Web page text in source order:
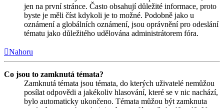
jen na první stránce. Často obsahují důležité informace, proto
byste je měli číst kdykoli je to možné. Podobně jako u
oznámení a globálních oznámení, jsou oprávnění pro odeslání
tématu jako důležitého udělována administrátorem fóra.
Nahoru
Co jsou to zamknutá témata?
Zamknutá témata jsou témata, do kterých uživatelé nemůžou
posílat odpovědi a jakékoliv hlasování, které se v nic nachází,
bylo automaticky ukončeno. Témata můžou být zamknuta